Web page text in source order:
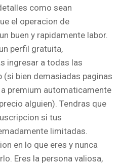
como sean
el operacion de
buen y rapidamente labor.
perfil gratuita,
ingresar a todas las
bien demasiadas paginas
premium automaticamente
alguien). Tendras que
si tus
limitadas.
en lo que eres y nunca
Eres la persona valiosa,